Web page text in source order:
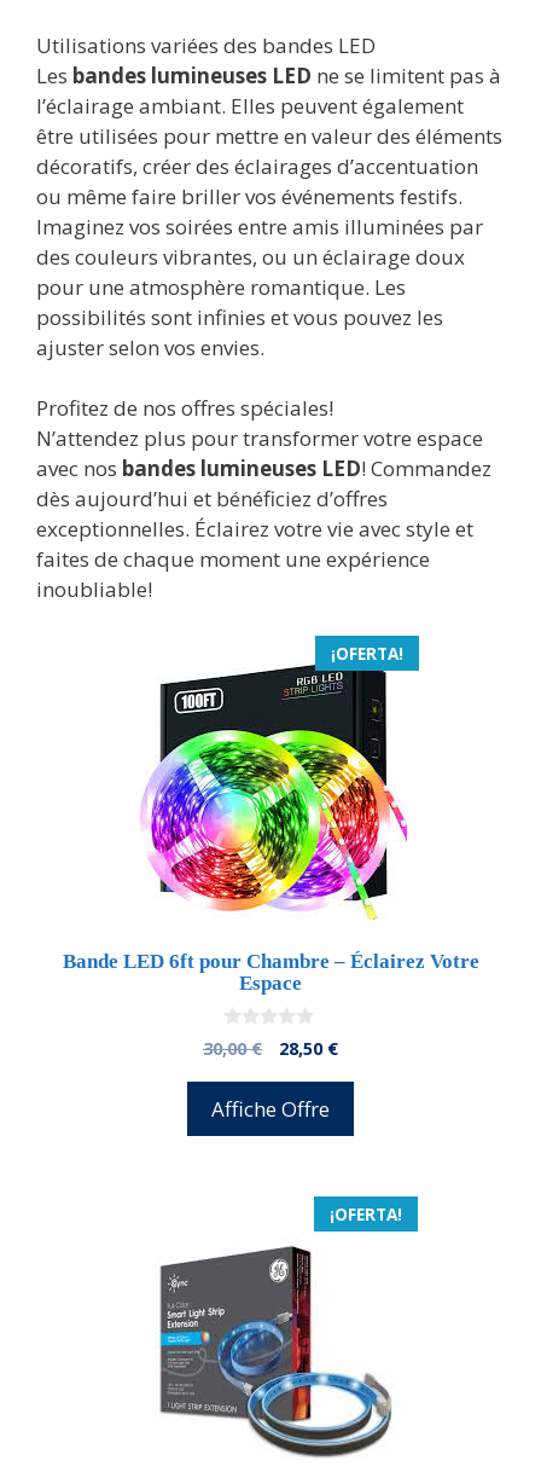
Utilisations variées des bandes LED
Les bandes lumineuses LED ne se limitent pas à
l’éclairage ambiant. Elles peuvent également
être utilisées pour mettre en valeur des éléments
décoratifs, créer des éclairages d’accentuation
ou même faire briller vos événements festifs.
Imaginez vos soirées entre amis illuminées par
des couleurs vibrantes, ou un éclairage doux
pour une atmosphère romantique. Les
possibilités sont infinies et vous pouvez les
ajuster selon vos envies.
Profitez de nos offres spéciales!
N’attendez plus pour transformer votre espace
avec nos bandes lumineuses LED! Commandez
dès aujourd’hui et bénéficiez d’offres
exceptionnelles. Éclairez votre vie avec style et
faites de chaque moment une expérience
inoubliable!
¡OFERTA!
Bande LED 6ft pour Chambre – Éclairez Votre
Espace
0
d
30,00€
El
original
era:
28,50 €El
Affiche Offre
¡OFERTA!